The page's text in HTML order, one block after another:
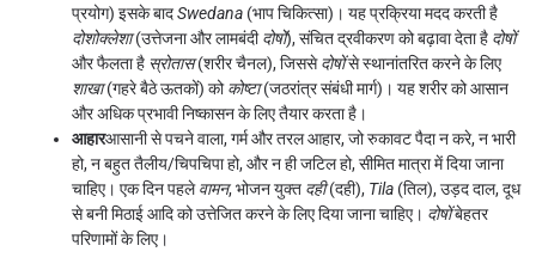
प्रयोग) इसके बादSwedana (भाप चिकित्सा)। यह प्रक्रिया मदद करती है
दोशोक्लेशा(उत्तेजना और लामबंदीदोषों), संचित द्रवीकरण को बढ़ावा देता है दोषों
और फैलता है स्रोतास(शरीर चैनल), जिससेदोषोंसे स्थानांतरित करने के लिए
शाखा(गहरे बैठे ऊतकों) कोकोष्टा(जठरांत्र संबंधी मार्ग)। यह शरीर को आसान
और अधिक प्रभावी निष्कासन के लिए तैयार करता है।
आहारआसानी से पचने वाला, गर्म और तरल आहार, जो रुकावट पैदा न करे, न भारी
हो, न बहुत तैलीय/चिपचिपा हो, और न ही जटिल हो, सीमित मात्रा में दिया जाना
चाहिए। एक दिन पहलेवामन, भोजन युक्त दही(दही), Tila (तिल), उड़द दाल, दूध
से बनी मिठाई आदि को उत्तेजित करने के लिए दिया जाना चाहिए। दोषोंबेहतर
परिणामों के लिए।